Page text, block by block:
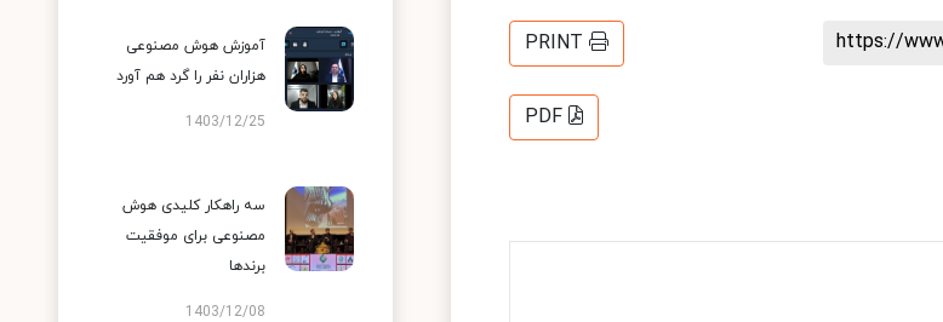
https://
PRINT
PDF
آموزش هوش مصنوعی
هزاران نفر را گرد هم آورد
1403/12/25
سه راهکار کلیدی هوش
مصنوعی برای موفقیت
برندها
1403/12/08